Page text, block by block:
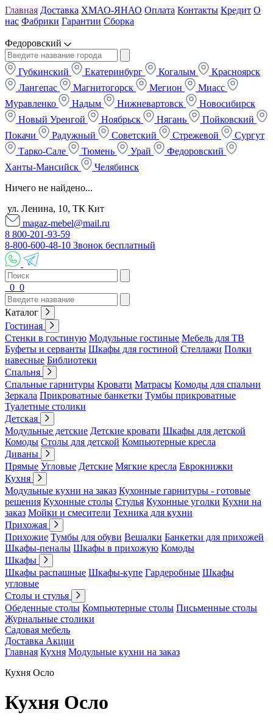
Главная Доставка ХМАО-ЯНАО Оплата Контакты Кредит О
нас Фабрики Гарантии Сборка
Федоровский
Губкинский Екатеринбург Когалым
Красноярск
Лангепас
Магнитогорск Мегион
Миасс
Муравленко
Надым Нижневартовск
Новосибирск
Новый Уренгой
Ноябрьск Нягань
Пойковский
Покачи
Радужный Советский Стрежевой
Сургут
Тарко-Сале
Тюмень Урай
Федоровский
Ханты-Мансийск
Челябинск
Ничего не найдено...
ул. Ленина, 10, ТК Кит
magaz-mebel@mail.ru
8 800-201-93-59
8-800-600-48-10 Звонок бесплатный
0 0
Каталог
Гостиная
Стенки в гостиную Модульные гостиные Мебель для ТВ
Буфеты и серванты Шкафы для гостиной Стеллажи Полки
навесные Библиотеки
Спальня
Спальные гарнитуры Кровати Матрасы Комоды для спальни
Зеркала Прикроватные банкетки Тумбы прикроватные
Туалетные столики
Детская
Модульные детские Детские кровати Шкафы для детской
Комоды Столы для детской Компьютерные кресла
Диваны
Прямые Угловые Детские Мягкие кресла Еврокнижки
Кухня
Модульные кухни на заказ Кухонные гарнитуры - готовые
решения Кухонные столы Стулья Кухонные уголки Кухни на
заказ Мойки и смесители Техника для кухни
Прихожая
Прихожие Тумбы для обуви Вешалки Банкетки для прихожей
Шкафы-пеналы Шкафы в прихожую Комоды
Шкафы
Шкафы распашные Шкафы-купе Гардеробные Шкафы
угловые
Столы и стулья
Обеденные столы Компьютерные столы Письменные столы
Журнальные столики
Садовая мебель
Доставка Акции
Главная Кухня Модульные кухни на заказ
Кухня Осло
Кухня Осло